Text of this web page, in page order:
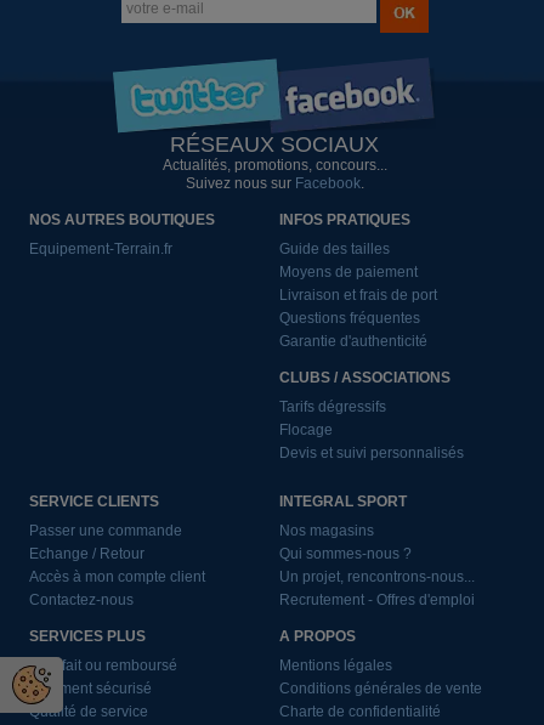
RÉSEAUX SOCIAUX
Actualités, promotions, concours...
Suivez nous sur Facebook.
NOS AUTRES BOUTIQUES
Equipement-Terrain.fr
INFOS PRATIQUES
Guide des tailles
Moyens de paiement
Livraison et frais de port
Questions fréquentes
Garantie d'authenticité
CLUBS / ASSOCIATIONS
Tarifs dégressifs
Flocage
Devis et suivi personnalisés
SERVICE CLIENTS
Passer une commande
Echange / Retour
Accès à mon compte client
Contactez-nous
SERVICES PLUS
Satisfait ou remboursé
Paiement sécurisé
Qualité de service
INTEGRAL SPORT
Nos magasins
Qui sommes-nous ?
Un projet, rencontrons-nous...
Recrutement - Offres d'emploi
A PROPOS
Mentions légales
Conditions générales de vente
Charte de confidentialité